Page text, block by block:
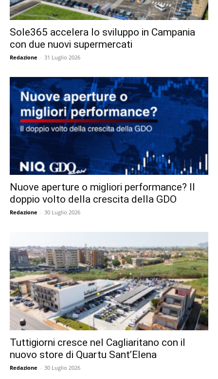
Sole365 accelera lo sviluppo in Campania
con due nuovi supermercati
Redazione - 31 Luglio 2026
Nuove aperture o migliori performance? Il
doppio volto della crescita della GDO
Redazione - 30 Luglio 2026
Tuttigiorni cresce nel Cagliaritano con il
nuovo store di Quartu Sant’Elena
Redazione - 30 Luglio 2026